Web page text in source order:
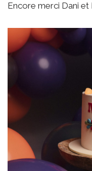
Encore merci Dani